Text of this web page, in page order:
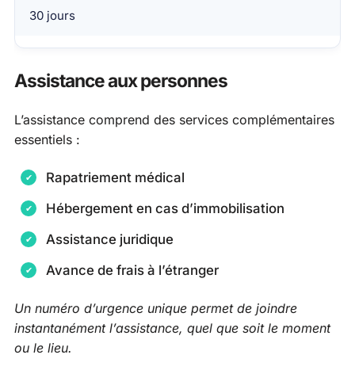
30 jours
Assistance aux personnes
L’assistance comprend des services complémentaires
essentiels :
Rapatriement médical
Hébergement en cas d’immobilisation
Assistance juridique
Avance de frais à l’étranger
Un numéro d’urgence unique permet de joindre
instantanément l’assistance, quel que soit le moment
ou le lieu.